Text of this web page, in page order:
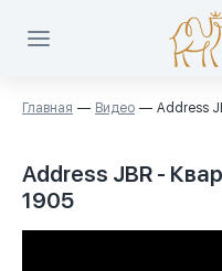
Главная Видео Address
Address JBR -
1905